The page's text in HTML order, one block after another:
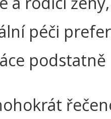
péči
podstatně